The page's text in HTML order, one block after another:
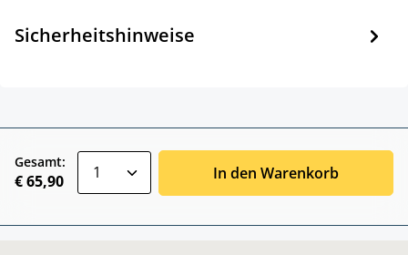
Sicherheitshinweise
Gesamt:
€ 65,90 In den Warenkorb